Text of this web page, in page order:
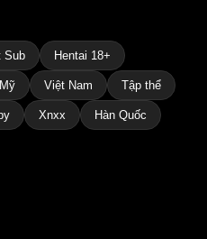
Sub Hentai 18+
Việt Nam Tập thể
Xnxx Hàn Quốc